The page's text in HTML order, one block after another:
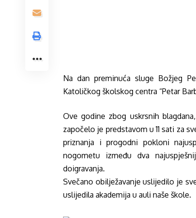
Na dan preminuća sluge Božjeg
Katoličkog školskog centra “Petar
Ove godine zbog uskrsnih
započelo je predstavom u 11 sati za
priznanja i progodni pokloni
nogometu između dva
doigravanja.
Svečano obilježavanje uslijedilo je
uslijedila akademija u auli naše škole.